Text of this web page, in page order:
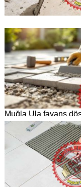
Dekorasyon,
kadrosuyla Akyaka
seramik döşeme
ustası
Sayfaya Git
Muğla Ula fayans
zeminlerinizi sanat
Ula bölgesine özel
Sayfaya Git